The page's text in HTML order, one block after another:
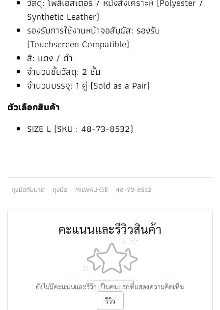
Synthetic Leather)
รองรับการใช้งานหน้าจอสัมผัส: รองรับ
(Touchscreen Compatible)
สี: แดง / ดำ
จำนวนชั้นวัสดุ: 2 ชั้น
จำนวนบรรจุ: 1 คู่ (Sold as a Pair)
ตัวเลือกสินค้า
SIZE L (SKU : 48-73-8532)
ถุงมือกันบาด ถุงมือ MILWAUKEE 48-73-8532
คะแนนและรีวิวสินค้า
ยังไม่มีคะแนนและรีวิว เป็นคนแรกที่แสดงความคิดเห็น
รีวิว